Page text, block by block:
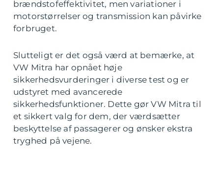
brændstofeffektivitet, men variationer i
motorstørrelser og transmission kan påvirke
forbruget.
Slutteligt er det også værd at bemærke, at
VW Mitra har opnået høje
sikkerhedsvurderinger i diverse test og er
udstyret med avancerede
sikkerhedsfunktioner. Dette gør VW Mitra til
et sikkert valg for dem, der værdsætter
beskyttelse af passagerer og ønsker ekstra
tryghed på vejene.